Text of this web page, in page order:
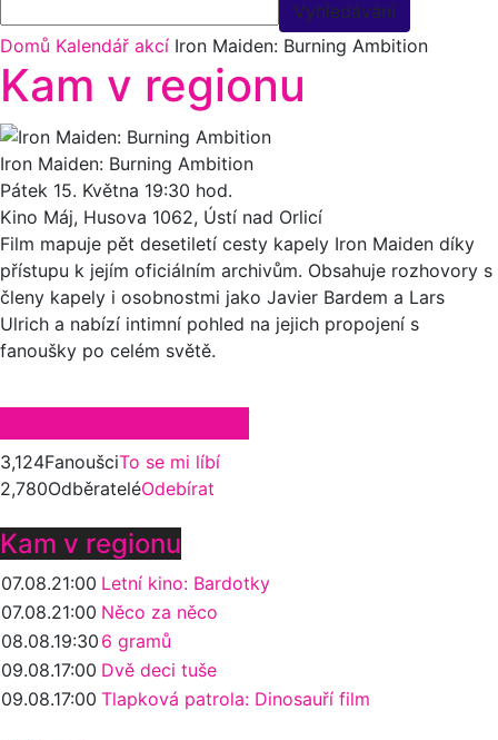
Domů Kalendář akcí Iron Maiden: Burning Ambition
Kam v regionu
Iron Maiden: Burning Ambition
Pátek 15. Května 19:30 hod.
Kino Máj, Husova 1062, Ústí nad Orlicí
Film mapuje pět desetiletí cesty kapely Iron Maiden díky
přístupu k jejím oficiálním archivům. Obsahuje rozhovory s
členy kapely i osobnostmi jako Javier Bardem a Lars
Ulrich a nabízí intimní pohled na jejich propojení s
fanoušky po celém světě.
3,124FanoušciTo se mi líbí
2,780OdběrateléOdebírat
Kam v regionu
07.08.21:00 Letní kino: Bardotky
07.08.21:00 Něco za něco
08.08.19:30 6 gramů
09.08.17:00 Dvě deci tuše
09.08.17:00 Tlapková patrola: Dinosauří film